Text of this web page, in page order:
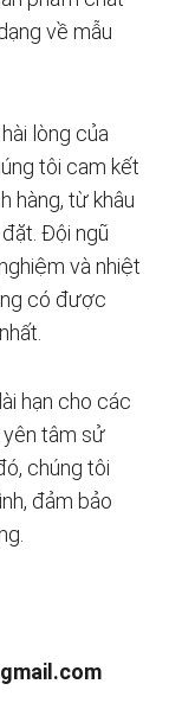
về mẫu
lòng của
tôi cam kết
hàng, từ khâu
Đội ngũ
và nhiệt
có được
hạn cho các
yên tâm sử
chúng tôi
đảm bảo